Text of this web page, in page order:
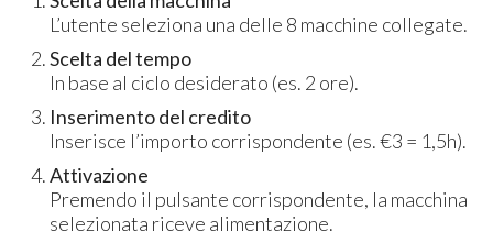
L’utente seleziona una delle 8 macchine collegate.
Scelta del tempo
In base al ciclo desiderato (es. 2 ore).
Inserimento del credito
Inserisce l’importo corrispondente (es. €3 = 1,5h).
Attivazione
Premendo il pulsante corrispondente, la macchina
selezionata riceve alimentazione.